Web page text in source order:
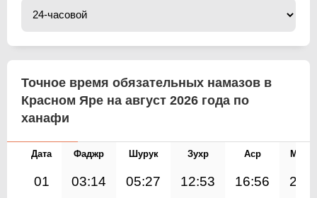
Точное время обязательных намазов в
Красном Яре на август 2026 года по
ханафи
Дата Фаджр Шурук Зухр Аср
01 03:14 05:27 12:53 16:56